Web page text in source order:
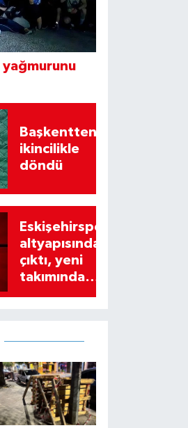
yağmurunu
Başkentten
ikincilikle
döndü
Eskişehirspor
altyapısından
çıktı, yeni
takımında